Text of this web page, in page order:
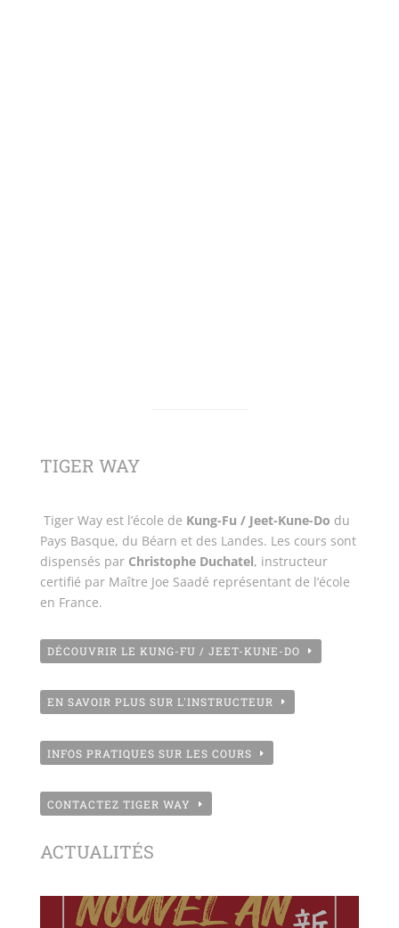
TIGER WAY
Tiger Way est l’école de Kung-Fu / Jeet-Kune-Do du
Pays Basque, du Béarn et des Landes. Les cours sont
dispensés par Christophe Duchatel, instructeur
certifié par Maître Joe Saadé représentant de l’école
en France.
DÉCOUVRIR LE KUNG-FU / JEET-KUNE-DO
EN SAVOIR PLUS SUR L'INSTRUCTEUR
INFOS PRATIQUES SUR LES COURS
CONTACTEZ TIGER WAY
ACTUALITÉS